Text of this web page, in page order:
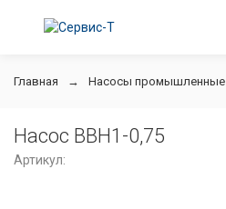
Главная Насосы промышленные
Насос ВВН1-0,75
Артикул: